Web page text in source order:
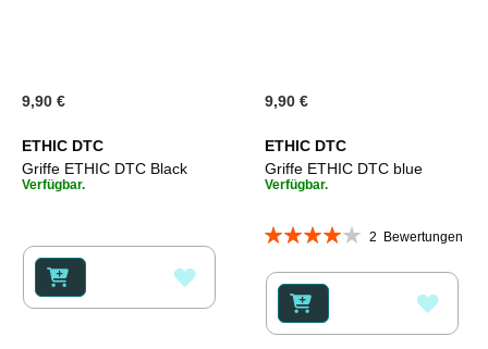
9,90 €
ETHIC DTC
Griffe ETHIC DTC Black
Verfügbar.
WUNSCHLISTE
9,90 €
ETHIC DTC
Griffe ETHIC DTC blue
Verfügbar.
Bewertung:
2 Bewertungen